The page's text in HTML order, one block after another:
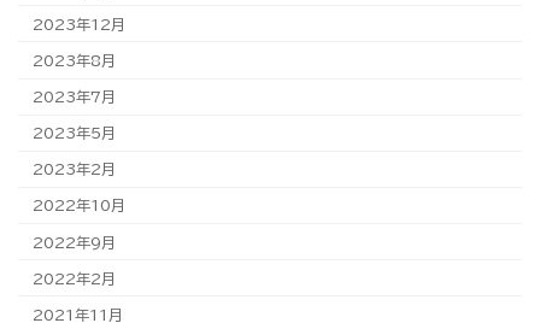
2023年12月
2023年8月
2023年7月
2023年5月
2023年2月
2022年10月
2022年9月
2022年2月
2021年11月